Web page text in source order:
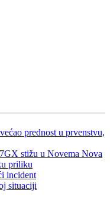
prednost u prvenstvu,
stižu u Novema Nova
priliku
incident
situaciji